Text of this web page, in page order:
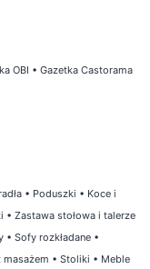
OBI • Gazetka Castorama
• Poduszki • Koce i
• Zastawa stołowa i talerze
• Sofy rozkładane •
masażem • Stoliki • Meble